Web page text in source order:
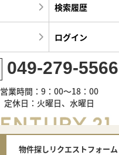
物件探しリクエストフォーム
検索履歴
ログイン
049-279-5566
営業時間：9：00～18：00
定休日：火曜日、水曜日